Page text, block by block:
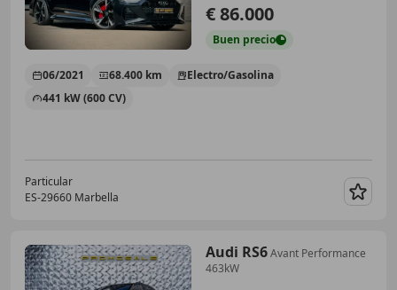
€ 86.000
Buen precio
06/2021 68.400 km
Electro/Gasolina
441 kW (600 CV)
Particular
ES-29660 Marbella
Audi RS6Avant Performance
463kW